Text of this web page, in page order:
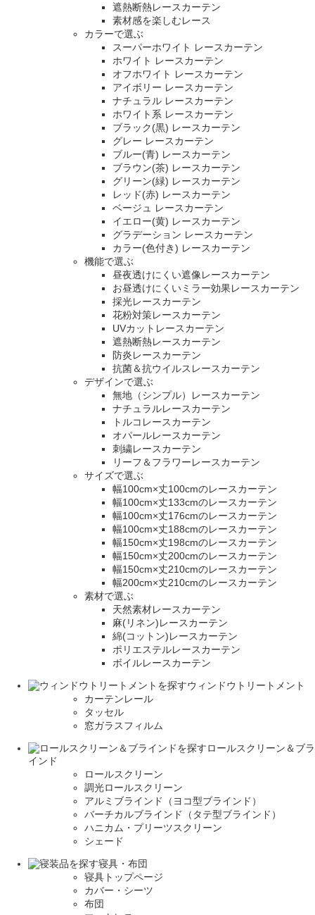
遮熱断熱レースカーテン
素材感を楽しむレース
カラーで選ぶ
スーパーホワイト レースカーテン
ホワイト レースカーテン
オフホワイト レースカーテン
アイボリー レースカーテン
ナチュラル レースカーテン
ホワイト系 レースカーテン
ブラック(黒) レースカーテン
グレー レースカーテン
ブルー(青) レースカーテン
ブラウン(茶) レースカーテン
グリーン(緑) レースカーテン
レッド(赤) レースカーテン
ベージュ レースカーテン
イエロー(黄) レースカーテン
グラデーション レースカーテン
カラー(色付き) レースカーテン
機能で選ぶ
昼夜透けにくい遮像レースカーテン
お昼透けにくいミラー効果レースカーテン
採光レースカーテン
花粉対策レースカーテン
UVカットレースカーテン
遮熱断熱レースカーテン
防炎レースカーテン
抗菌＆抗ウイルスレースカーテン
デザインで選ぶ
無地（シンプル）レースカーテン
ナチュラルレースカーテン
トルコレースカーテン
オパールレースカーテン
刺繍レースカーテン
リーフ＆フラワーレースカーテン
サイズで選ぶ
幅100cm×丈100cmのレースカーテン
幅100cm×丈133cmのレースカーテン
幅100cm×丈176cmのレースカーテン
幅100cm×丈188cmのレースカーテン
幅150cm×丈198cmのレースカーテン
幅150cm×丈200cmのレースカーテン
幅150cm×丈210cmのレースカーテン
幅200cm×丈210cmのレースカーテン
素材で選ぶ
天然素材レースカーテン
麻(リネン)レースカーテン
綿(コットン)レースカーテン
ポリエステルレースカーテン
ボイルレースカーテン
ウィンドウトリートメント
カーテンレール
タッセル
窓ガラスフィルム
ロールスクリーン＆ブラ
インド
ロールスクリーン
調光ロールスクリーン
アルミブラインド（ヨコ型ブラインド）
バーチカルブラインド（タテ型ブラインド）
ハニカム・プリーツスクリーン
シェード
寝具・布団
寝具トップページ
カバー・シーツ
布団